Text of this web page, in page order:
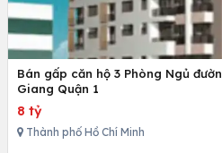
Bán gấp căn hộ 3 Phòng Ngủ
Giang Quận 1
8 tỷ
Thành phố Hồ Chí Minh